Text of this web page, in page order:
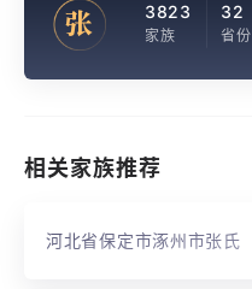
张 3823
家族
32
省份
相关家族推荐
河北省保定市涿州市张氏